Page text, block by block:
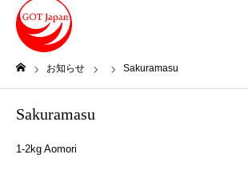
お知らせ Sakuramasu
Sakuramasu
1-2kg Aomori